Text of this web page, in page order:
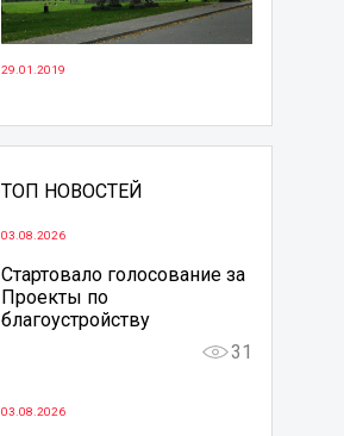
29.01.2019
ТОП НОВОСТЕЙ
03.08.2026
Стартовало голосование за
Проекты по
благоустройству
31
03.08.2026